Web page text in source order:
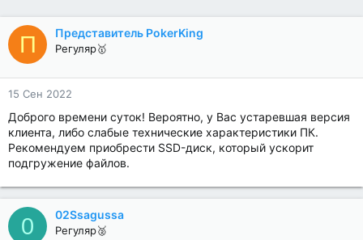
П Представитель PokerKing
Регуляр🥇
15 Сен 2022
Доброго времени суток! Вероятно, у Вас устаревшая версия
клиента, либо слабые технические характеристики ПК.
Рекомендуем приобрести SSD-диск, который ускорит
подгружение файлов.
0 02Ssagussa
Регуляр🥈